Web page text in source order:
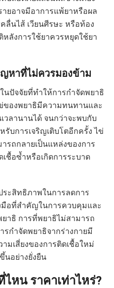
ยอาจมีอาการแพ้ยาหรือผล
ลื่นไส้ เวียนศีรษะ หรือท้อง
ลังการใช้ยาควรหยุดใช้ยา
หาที่ไม่ควรมองข้าม
นปัจจัยที่ทำให้การกำจัดพยาธิ
ของพยาธิมีความทนทานและ
วลานานได้ จนกว่าจะพบกับ
บการเจริญเติบโตอีกครั้ง ไข่
รถกลายเป็นแหล่งของการ
ชื้อซ้ำหรือเกิดการระบาด
ระสิทธิภาพในการลดการ
มือที่สำคัญในการควบคุมและ
าธิ การที่พยาธิไม่สามารถ
รกำจัดพยาธิจากร่างกายมี
มเสี่ยงของการติดเชื้อใหม่
นอย่างยั่งยืน
หน ราคาเท่าไหร่?